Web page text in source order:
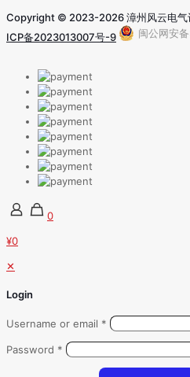
Copyright © 2023-2026 漳州风云电气
ICP备2023013007号-9
闽公网安
0
¥0
✕
Login
Username or email *
Password *